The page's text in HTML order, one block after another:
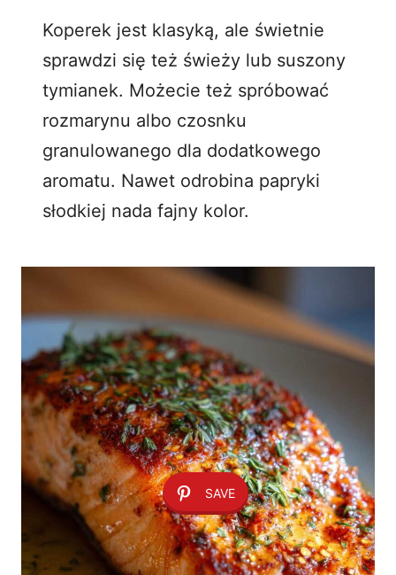
Koperek jest klasyką, ale świetnie
sprawdzi się też świeży lub suszony
tymianek. Możecie też spróbować
rozmarynu albo czosnku
granulowanego dla dodatkowego
aromatu. Nawet odrobina papryki
słodkiej nada fajny kolor.
SAVE